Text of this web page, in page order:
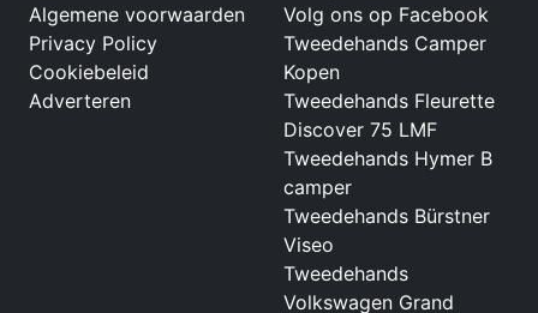
Algemene voorwaarden
Privacy Policy
Cookiebeleid
Adverteren
Volg ons op Facebook
Tweedehands Camper
Kopen
Tweedehands Fleurette
Discover 75 LMF
Tweedehands Hymer B
camper
Tweedehands Bürstner
Viseo
Tweedehands
Volkswagen Grand